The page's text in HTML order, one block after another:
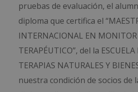
pruebas de evaluación, el
diploma que certifica el
INTERNACIONAL EN MONITOR
TERAPÉUTICO”, del la ESCUELA
TERAPIAS NATURALES Y
nuestra condición de socios de